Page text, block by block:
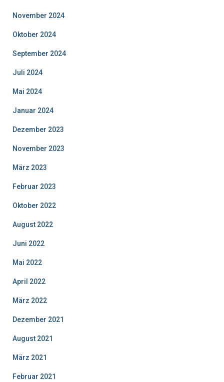
November 2024
Oktober 2024
September 2024
Juli 2024
Mai 2024
Januar 2024
Dezember 2023
November 2023
März 2023
Februar 2023
Oktober 2022
August 2022
Juni 2022
Mai 2022
April 2022
März 2022
Dezember 2021
August 2021
März 2021
Februar 2021